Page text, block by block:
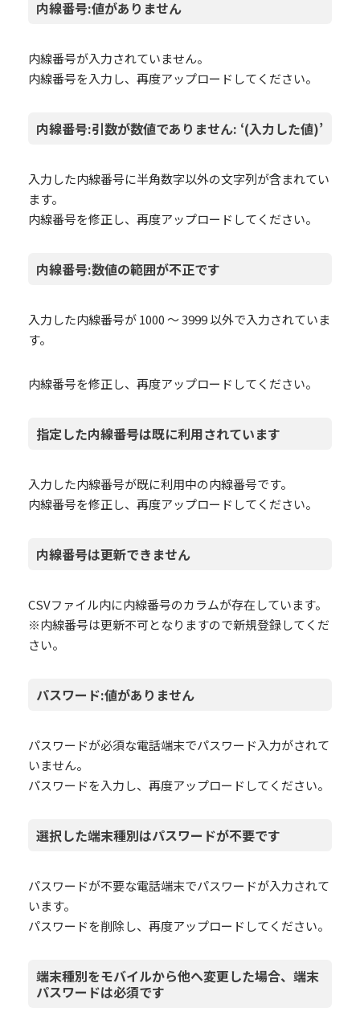
内線番号:値がありません
内線番号が入力されていません。
内線番号を入力し、再度アップロードしてください。
内線番号:引数が数値でありません: ‘(入力した値)’
入力した内線番号に半角数字以外の文字列が含まれてい
ます。
内線番号を修正し、再度アップロードしてください。
内線番号:数値の範囲が不正です
入力した内線番号が 1000 ～ 3999 以外で入力されていま
す。
内線番号を修正し、再度アップロードしてください。
指定した内線番号は既に利用されています
入力した内線番号が既に利用中の内線番号です。
内線番号を修正し、再度アップロードしてください。
内線番号は更新できません
CSVファイル内に内線番号のカラムが存在しています。
※内線番号は更新不可となりますので新規登録してくだ
さい。
パスワード:値がありません
パスワードが必須な電話端末でパスワード入力がされて
いません。
パスワードを入力し、再度アップロードしてください。
選択した端末種別はパスワードが不要です
パスワードが不要な電話端末でパスワードが入力されて
います。
パスワードを削除し、再度アップロードしてください。
端末種別をモバイルから他へ変更した場合、端末
パスワードは必須です